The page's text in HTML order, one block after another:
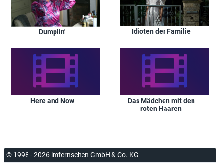
Dumplin' Idioten der Familie
Here and Now
Das Mädchen mit den
roten Haaren
© 1998 - 2026 imfernsehen GmbH & Co. KG